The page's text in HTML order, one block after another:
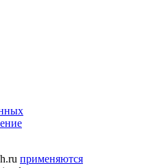
применяются